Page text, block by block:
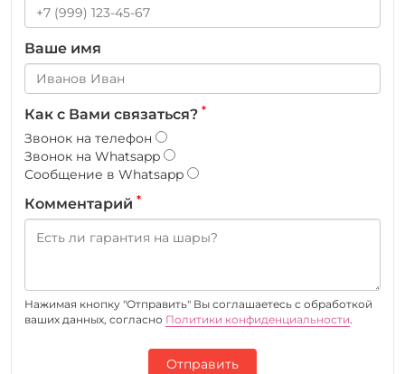
Ваше имя
Как с Вами связаться? *
Звонок на телефон
Звонок на Whatsapp
Сообщение в Whatsapp
Комментарий *
Нажимая кнопку "Отправить" Вы соглашаетесь c обработкой
ваших данных, согласно Политики конфиденциальности.
Отправить